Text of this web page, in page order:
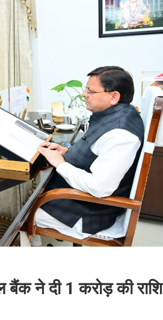
बैंक ने दी 1 करोड़ की राशि